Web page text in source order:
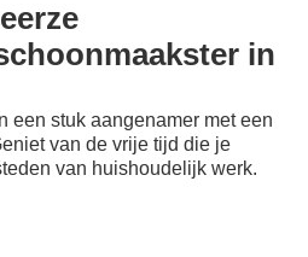
in
een stuk aangenamer met een
van de vrije tijd die je
van huishoudelijk werk.